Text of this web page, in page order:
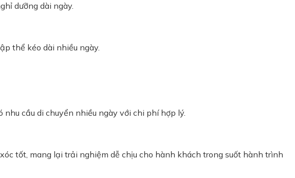
dưỡng dài ngày.
thể kéo dài nhiều ngày.
cầu di chuyển nhiều ngày với chi phí hợp lý.
tốt, mang lại trải nghiệm dễ chịu cho hành khách trong suốt hành trình